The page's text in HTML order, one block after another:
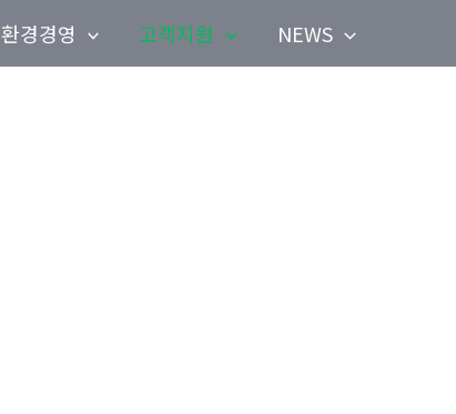
환경경영 고객지원 NEWS